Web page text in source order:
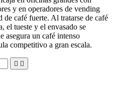
y en operadores de vending
de café fuerte. Al tratarse de café
el tueste y el envasado se
asegura un café intenso
competitivo a gran escala.
 